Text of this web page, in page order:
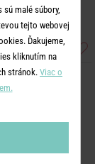
LIMO
malé súbory,
tejto webovej
Ďakujeme,
kliknutím na
stránok. Viac o